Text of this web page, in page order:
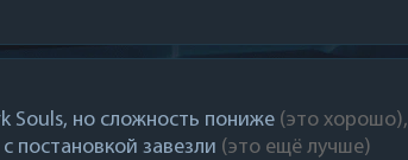
Souls, но сложность пониже (это хорошо),
постановкой завезли (это ещё лучше)